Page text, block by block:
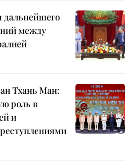
дальнейшего
между
Тхань Ман:
роль в
и